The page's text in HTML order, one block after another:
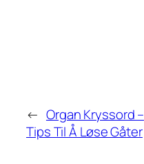
← Organ Kryssord –
Tips Til Å Løse Gåter